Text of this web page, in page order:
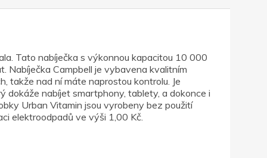
Tato nabíječka s výkonnou kapacitou 10 000
Nabíječka Campbell je vybavena kvalitním
takže nad ní máte naprostou kontrolu. Je
nabíjet smartphony, tablety, a dokonce i
Urban Vitamin jsou vyrobeny bez použití
elektroodpadů ve výši 1,00 Kč.